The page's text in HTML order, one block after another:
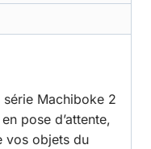
Machiboke 2
pose d’attente,
vos objets du